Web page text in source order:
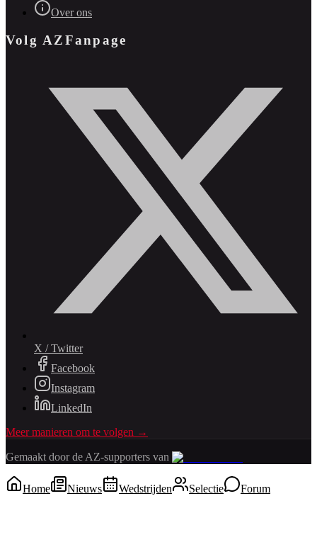
Over ons
Volg AZFanpage
X / Twitter
Facebook
Instagram
LinkedIn
Meer manieren om te volgen →
Gemaakt door de AZ-supporters van
Home Nieuws Wedstrijden Selectie Forum